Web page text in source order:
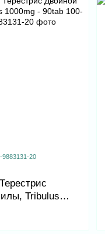
9883131-20
Tribulus